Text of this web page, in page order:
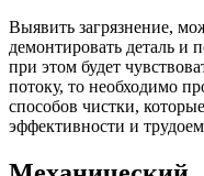
Выявить загрязнение,
демонтировать деталь и
при этом будет
потоку, то необходимо
способов чистки,
эффективности и